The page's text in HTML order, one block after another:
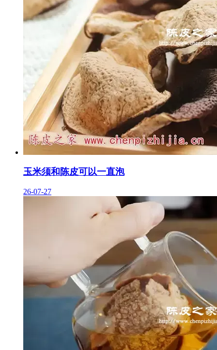
玉米须和陈皮可以一直泡
26-07-27